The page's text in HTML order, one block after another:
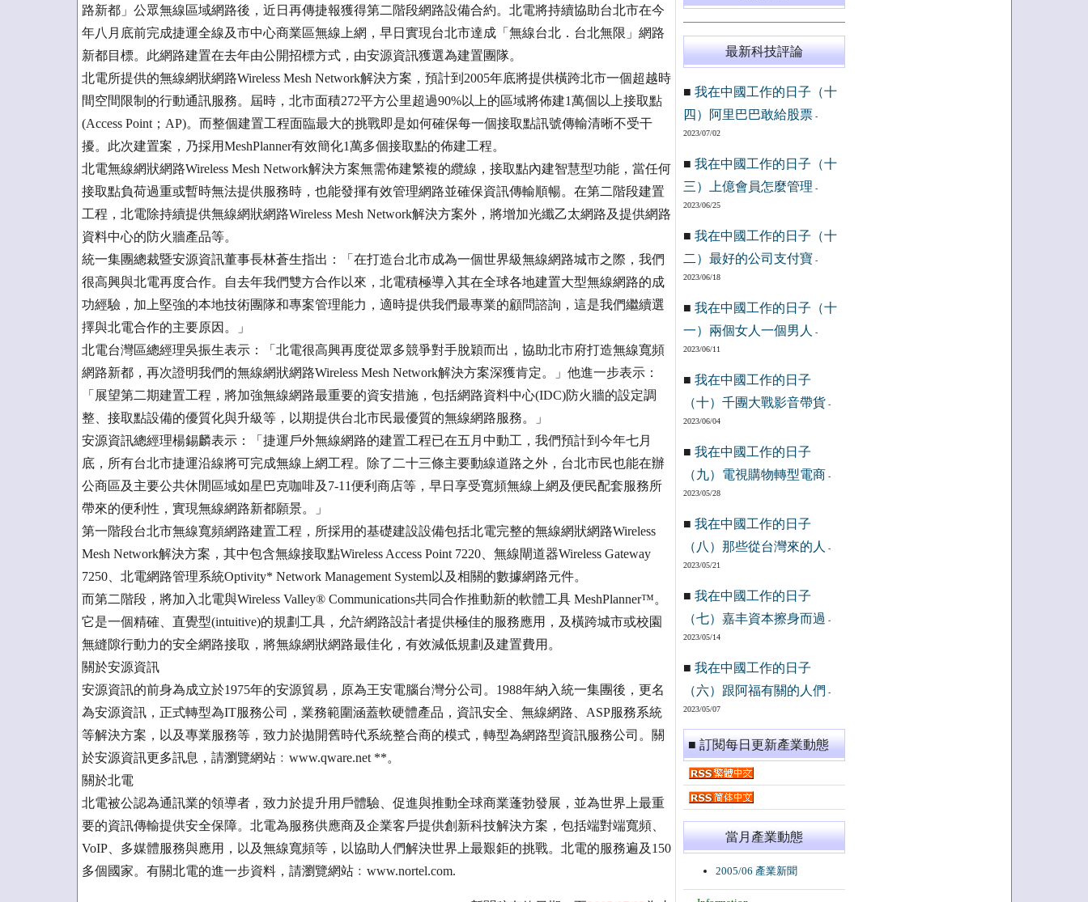
路新都」公眾無線區域網路後，近日再傳捷報獲得第二階段網路設備合約。北電將持續協助台北市在今
年八月底前完成捷運全線及市中心商業區無線上網，早日實現台北市達成「無線台北．台北無限」網路
新都目標。此網路建置在去年由公開招標方式，由安源資訊獲選為建置團隊。
北電所提供的無線網狀網路Wireless Mesh Network解決方案，預計到2005年底將提供橫跨北市一個超越時
間空間限制的行動通訊服務。屆時，北市面積272平方公里超過90%以上的區域將佈建1萬個以上接取點
(Access Point；AP)。而整個建置工程面臨最大的挑戰即是如何確保每一個接取點訊號傳輸清晰不受干
擾。此次建置案，乃採用MeshPlanner有效簡化1萬多個接取點的佈建工程。
北電無線網狀網路Wireless Mesh Network解決方案無需佈建繁複的纜線，接取點內建智慧型功能，當任何
接取點負荷過重或暫時無法提供服務時，也能發揮有效管理網路並確保資訊傳輸順暢。在第二階段建置
工程，北電除持續提供無線網狀網路Wireless Mesh Network解決方案外，將增加光纖乙太網路及提供網路
資料中心的防火牆產品等。
統一集團總裁暨安源資訊董事長林蒼生指出：「在打造台北市成為一個世界級無線網路城市之際，我們
很高興與北電再度合作。自去年我們雙方合作以來，北電積極導入其在全球各地建置大型無線網路的成
功經驗，加上堅強的本地技術團隊和專案管理能力，適時提供我們最專業的顧問諮詢，這是我們繼續選
擇與北電合作的主要原因。」
北電台灣區總經理吳振生表示：「北電很高興再度從眾多競爭對手脫穎而出，協助北市府打造無線寬頻
網路新都，再次證明我們的無線網狀網路Wireless Mesh Network解決方案深獲肯定。」他進一步表示：
「展望第二期建置工程，將加強無線網路最重要的資安措施，包括網路資料中心(IDC)防火牆的設定調
整、接取點設備的優質化與升級等，以期提供台北市民最優質的無線網路服務。」
安源資訊總經理楊錫麟表示：「捷運戶外無線網路的建置工程已在五月中動工，我們預計到今年七月
底，所有台北市捷運沿線將可完成無線上網工程。除了二十三條主要動線道路之外，台北市民也能在辦
公商區及主要公共休閒區域如星巴克咖啡及7-11便利商店等，早日享受寬頻無線上網及便民配套服務所
帶來的便利性，實現無線網路新都願景。」
第一階段台北市無線寬頻網路建置工程，所採用的基礎建設設備包括北電完整的無線網狀網路Wireless
Mesh Network解決方案，其中包含無線接取點Wireless Access Point 7220、無線閘道器Wireless Gateway
7250、北電網路管理系統Optivity* Network Management System以及相關的數據網路元件。
而第二階段，將加入北電與Wireless Valley® Communications共同合作推動新的軟體工具 MeshPlanner™。
它是一個精確、直覺型(intuitive)的規劃工具，允許網路設計者提供極佳的服務應用，及橫跨城市或校園
無縫隙行動力的安全網路接取，將無線網狀網路最佳化，有效減低規劃及建置費用。
關於安源資訊
安源資訊的前身為成立於1975年的安源貿易，原為王安電腦台灣分公司。1988年納入統一集團後，更名
為安源資訊，正式轉型為IT服務公司，業務範圍涵蓋軟硬體產品，資訊安全、無線網路、ASP服務系統
等解決方案，以及專業服務等，致力於拋開舊時代系統整合商的模式，轉型為網路型資訊服務公司。關
於安源資訊更多訊息，請瀏覽網站﹕www.qware.net **。
關於北電
北電被公認為通訊業的領導者，致力於提升用戶體驗、促進與推動全球商業蓬勃發展，並為世界上最重
要的資訊傳輸提供安全保障。北電為服務供應商及企業客戶提供創新科技解決方案，包括端對端寬頻、
VoIP、多媒體服務與應用，以及無線寬頻等，以協助人們解決世界上最艱鉅的挑戰。北電的服務遍及150
多個國家。有關北電的進一步資料，請瀏覽網站﹕www.nortel.com.
最新科技評論
■ 我在中國工作的日子（十
四）阿里巴巴敢給股票-
2023/07/02
■ 我在中國工作的日子（十
三）上億會員怎麼管理 -
2023/06/25
■ 我在中國工作的日子（十
二）最好的公司支付寶 -
2023/06/18
■ 我在中國工作的日子（十
一）兩個女人一個男人
-
2023/06/11
■ 我在中國工作的日子
（十）千團大戰影音帶貨 -
2023/06/04
■ 我在中國工作的日子
（九）電視購物轉型電商 -
2023/05/28
■ 我在中國工作的日子
（八）那些從台灣來的人
-
2023/05/21
■ 我在中國工作的日子
（七）嘉丰資本擦身而過 -
2023/05/14
■ 我在中國工作的日子
（六）跟阿福有關的人們 -
2023/05/07
■ 訂閱每日更新產業動態
當月產業動態
2005/06 產業新聞